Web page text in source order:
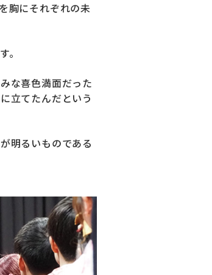
胸にそれぞれの未
。
な喜色満面だった
立てたんだという
明るいものである